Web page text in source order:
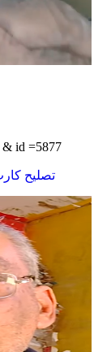
& id =5877
تصليح